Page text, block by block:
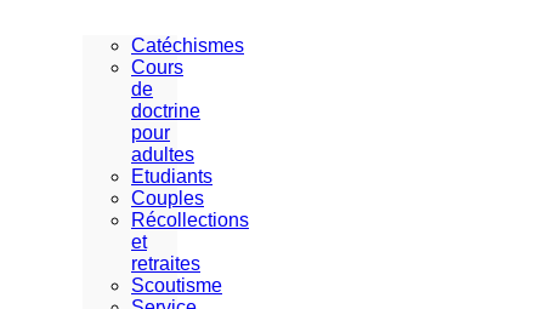
Catéchismes
Cours
de
doctrine
pour
adultes
Etudiants
Couples
Récollections
et
retraites
Scoutisme